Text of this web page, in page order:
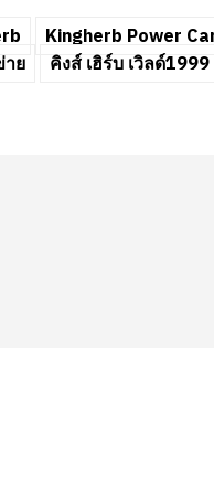
Kingherb Power
าย คิงส์ เฮิร์บ เวิลด์1999